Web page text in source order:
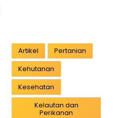
Artikel
Pertanian
Kehutanan
Kesehatan
Kelautan dan
Perikanan